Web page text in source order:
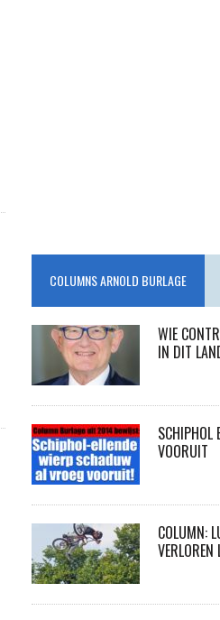
COLUMNS ARNOLD BURLAGE
WIE
IN DIT
SCHIPHOL
VOORUIT
COLUMN: